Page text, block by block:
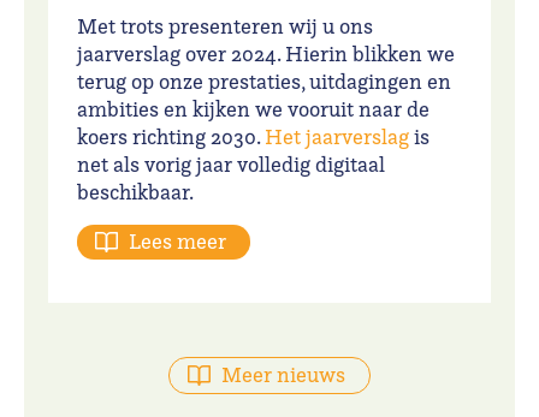
Met trots presenteren wij u ons
jaarverslag over 2024. Hierin blikken we
terug op onze prestaties, uitdagingen en
ambities en kijken we vooruit naar de
koers richting 2030.Het jaarverslagis
net als vorig jaar volledig digitaal
beschikbaar.
Lees meer
Meer nieuws